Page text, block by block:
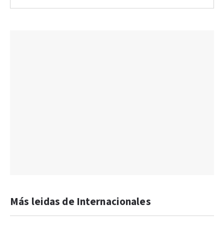
Más leidas de Internacionales